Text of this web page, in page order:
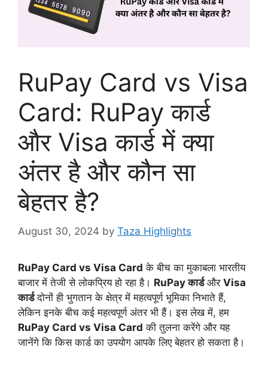
RuPay Card vs Visa
Card: RuPay कार्ड
और Visa कार्ड में क्या
अंतर है और कौन सा
बेहतर है?
August 30, 2024 by Taza Highlights
RuPay Card vs Visa Card के बीच का मुकाबला भारतीय
बाजार में तेजी से लोकप्रिय हो रहा है। RuPay कार्डऔर Visa
कार्डदोनों ही भुगतान के क्षेत्र में महत्वपूर्ण भूमिका निभाते हैं,
लेकिन इनके बीच कई महत्वपूर्ण अंतर भी हैं। इस लेख में, हम
RuPay Card vs Visa Card की तुलना करेंगे और यह
जानेंगे कि किस कार्ड का उपयोग आपके लिए बेहतर हो सकता है।